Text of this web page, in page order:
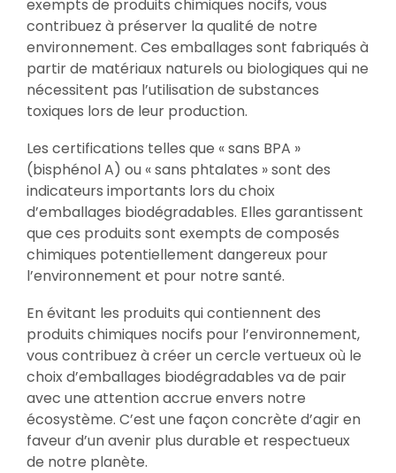
exempts de produits chimiques nocifs, vous
contribuez à préserver la qualité de notre
environnement. Ces emballages sont fabriqués à
partir de matériaux naturels ou biologiques qui ne
nécessitent pas l’utilisation de substances
toxiques lors de leur production.
Les certifications telles que « sans BPA »
(bisphénol A) ou « sans phtalates » sont des
indicateurs importants lors du choix
d’emballages biodégradables. Elles garantissent
que ces produits sont exempts de composés
chimiques potentiellement dangereux pour
l’environnement et pour notre santé.
En évitant les produits qui contiennent des
produits chimiques nocifs pour l’environnement,
vous contribuez à créer un cercle vertueux où le
choix d’emballages biodégradables va de pair
avec une attention accrue envers notre
écosystème. C’est une façon concrète d’agir en
faveur d’un avenir plus durable et respectueux
de notre planète.